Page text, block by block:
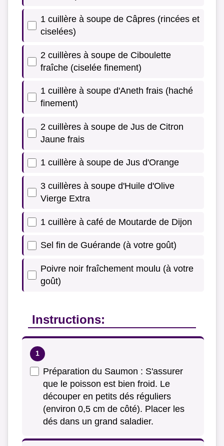
1 cuillère à soupe de Câpres (rincées et
ciselées)
2 cuillères à soupe de Ciboulette
fraîche (ciselée finement)
1 cuillère à soupe d'Aneth frais (haché
finement)
2 cuillères à soupe de Jus de Citron
Jaune frais
1 cuillère à soupe de Jus d'Orange
3 cuillères à soupe d'Huile d'Olive
Vierge Extra
1 cuillère à café de Moutarde de Dijon
Sel fin de Guérande (à votre goût)
Poivre noir fraîchement moulu (à votre
goût)
Instructions:
Préparation du Saumon : S'assurer
que le poisson est bien froid. Le
découper en petits dés réguliers
(environ 0,5 cm de côté). Placer les
dés dans un grand saladier.